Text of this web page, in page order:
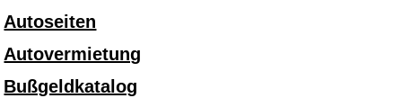
Autoseiten
Autovermietung
Bußgeldkatalog